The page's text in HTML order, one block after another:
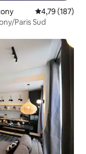
Priemerné
4,79 (187)
Paris Sud